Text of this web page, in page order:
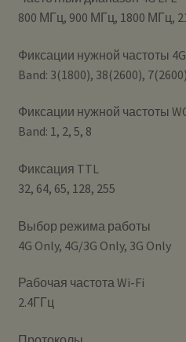
800 МГц, 900 МГц, 1800 МГц,
Фиксации нужной частоты 4G
Band: 3(1800), 38(2600),
Фиксации нужной частоты
Band: 1, 2, 5, 8
Фиксация TTL
32, 64, 65, 128, 255
Выбор режима работы
4G Only, 4G/3G Only, 3G Only
Рабочая частота Wi-Fi
2.4ГГц